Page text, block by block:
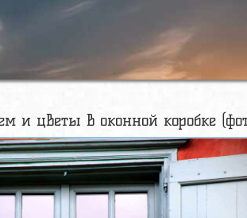
и цветы в оконной коробке